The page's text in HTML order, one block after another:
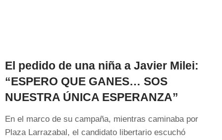
El pedido de una niña a Javier Milei:
“ESPERO QUE GANES… SOS
NUESTRA ÚNICA ESPERANZA”
En el marco de su campaña, mientras caminaba por
Plaza Larrazabal, el candidato libertario escuchó